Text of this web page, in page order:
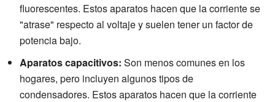
fluorescentes. Estos aparatos hacen que la corriente se
"atrase" respecto al voltaje y suelen tener un factor de
potencia bajo.
Aparatos capacitivos: Son menos comunes en los
hogares, pero incluyen algunos tipos de
condensadores. Estos aparatos hacen que la corriente